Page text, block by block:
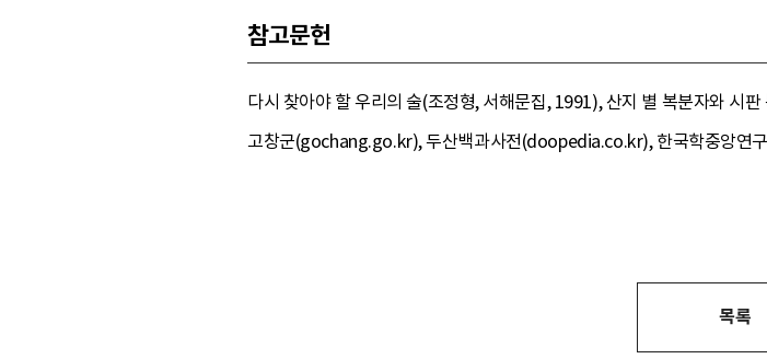
참고문헌
다시 찾아야 할 우리의 술(조정형, 서해문집, 1991), 산지 별 복분자와 시
고창군(gochang.go.kr), 두산백과사전(doopedia.co.kr), 한국학중앙연
목록